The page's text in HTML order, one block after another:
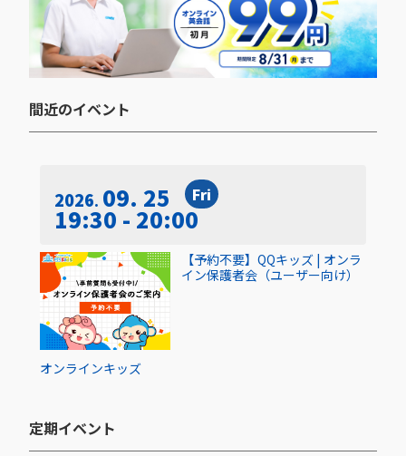
間近のイベント​
2026 09. 25 Fri
19:30 - 20:00
オンラインキッズ
【予約不要】QQキッズ | オンラ
イン保護者会（ユーザー向け）
定期イベント​